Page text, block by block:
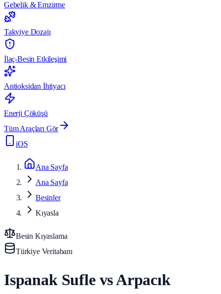
Gebelik & Emzirme
Takviye Dozajı
İlaç-Besin Etkileşimi
Antioksidan İhtiyacı
Enerji Çöküşü
Tüm Araçları Gör
iOS
Ana Sayfa
Ana Sayfa
Besinler
Kıyasla
Besin Kıyaslama
Türkiye Veritabanı
Ispanak Sufle vs Arpacık